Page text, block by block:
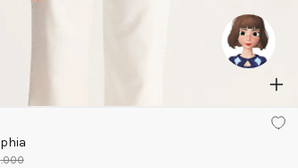
.000